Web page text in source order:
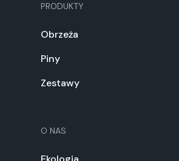
PRODUKTY
Obrzeża
Piny
Zestawy
O NAS